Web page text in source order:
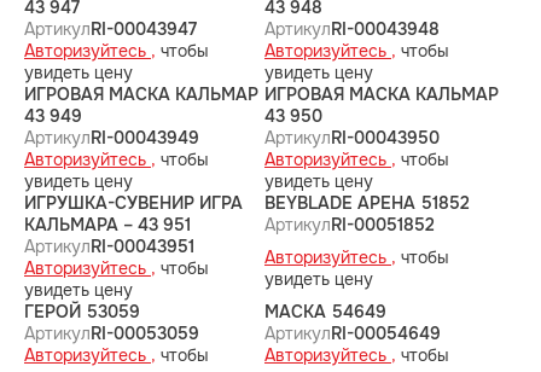
43 947
АртикулRI-00043947
Авторизуйтесь , чтобы
увидеть цену
43 948
АртикулRI-00043948
Авторизуйтесь , чтобы
увидеть цену
ИГРОВАЯ МАСКА КАЛЬМАР
43 949
АртикулRI-00043949
Авторизуйтесь , чтобы
увидеть цену
ИГРОВАЯ МАСКА КАЛЬМАР
43 950
АртикулRI-00043950
Авторизуйтесь , чтобы
увидеть цену
ИГРУШКА-СУВЕНИР ИГРА
КАЛЬМАРА – 43 951
АртикулRI-00043951
Авторизуйтесь , чтобы
увидеть цену
BEYBLADE АРЕНА 51852
АртикулRI-00051852
Авторизуйтесь , чтобы
увидеть цену
ГЕРОЙ 53059
АртикулRI-00053059
Авторизуйтесь , чтобы
МАСКА 54649
АртикулRI-00054649
Авторизуйтесь , чтобы